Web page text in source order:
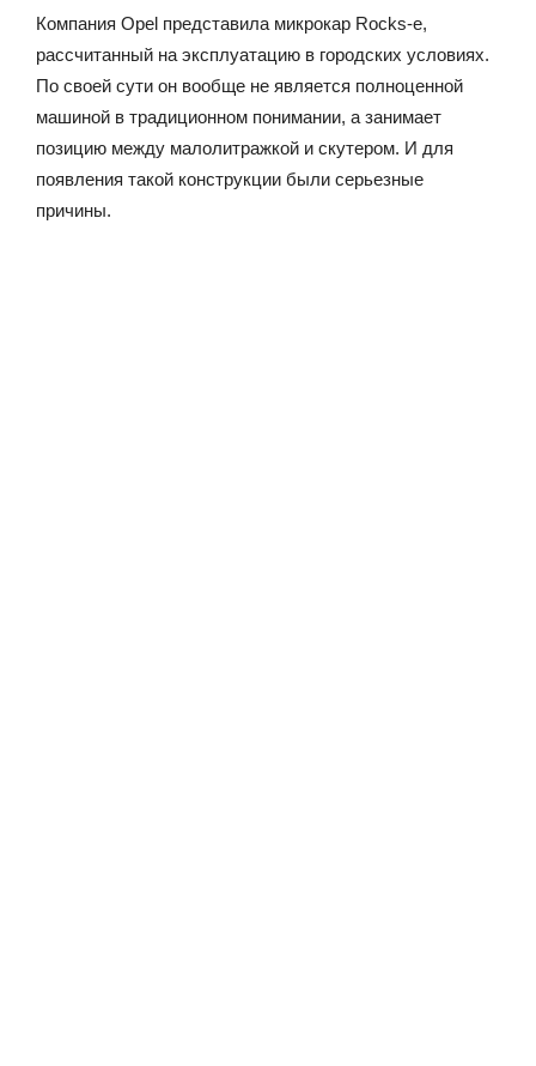
Компания Opel представила микрокар Rocks-e,
рассчитанный на эксплуатацию в городских условиях.
По своей сути он вообще не является полноценной
машиной в традиционном понимании, а занимает
позицию между малолитражкой и скутером. И для
появления такой конструкции были серьезные
причины.